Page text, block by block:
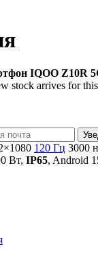
IQOO Z10R
stock arrives for
120 Гц 3000
Вт, IP65, Android